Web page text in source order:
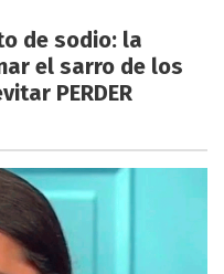
de sodio: la
el sarro de los
PERDER